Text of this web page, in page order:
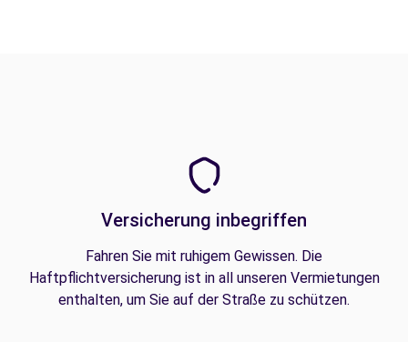
Versicherung inbegriffen
Fahren Sie mit ruhigem Gewissen. Die
Haftpflichtversicherung ist in all unseren Vermietungen
enthalten, um Sie auf der Straße zu schützen.